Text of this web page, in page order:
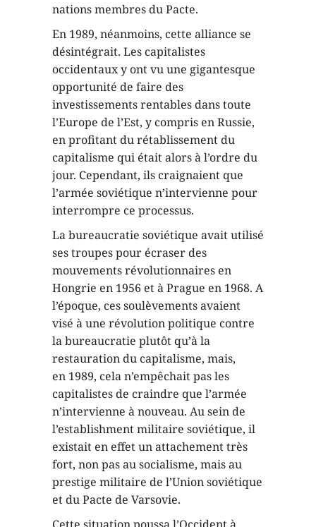
nations membres du Pacte.
En 1989, néanmoins, cette alliance se
désintégrait. Les capitalistes
occidentaux y ont vu une gigantesque
opportunité de faire des
investissements rentables dans toute
l’Europe de l’Est, y compris en Russie,
en profitant du rétablissement du
capitalisme qui était alors à l’ordre du
jour. Cependant, ils craignaient que
l’armée soviétique n’intervienne pour
interrompre ce processus.
La bureaucratie soviétique avait utilisé
ses troupes pour écraser des
mouvements révolutionnaires en
Hongrie en 1956 et à Prague en 1968. A
l’époque, ces soulèvements avaient
visé à une révolution politique contre
la bureaucratie plutôt qu’à la
restauration du capitalisme, mais,
en 1989, cela n’empêchait pas les
capitalistes de craindre que l’armée
n’intervienne à nouveau. Au sein de
l’establishment militaire soviétique, il
existait en effet un attachement très
fort, non pas au socialisme, mais au
prestige militaire de l’Union soviétique
et du Pacte de Varsovie.